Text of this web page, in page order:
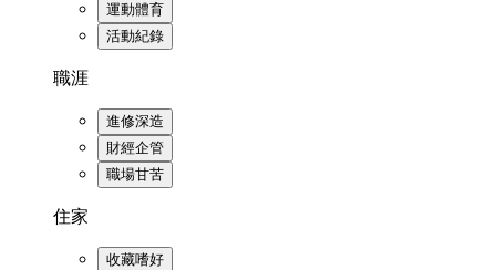
運動體育
活動紀錄
職涯
進修深造
財經企管
職場甘苦
住家
收藏嗜好